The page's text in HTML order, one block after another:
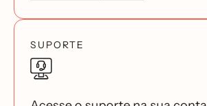
SUPORTE